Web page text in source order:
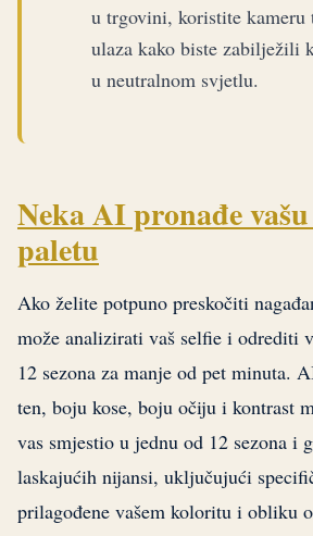
u trgovini, koristite kameru
ulaza kako biste zabilježili
u neutralnom svjetlu.
Neka AI pronađe
paletu
Ako želite potpuno preskočiti
može analizirati vaš selfie i odrediti
12 sezona za manje od pet minuta.
ten, boju kose, boju očiju i kontrast
vas smjestio u jednu od 12 sezona i
laskajućih nijansi, uključujući
prilagođene vašem koloritu i obliku